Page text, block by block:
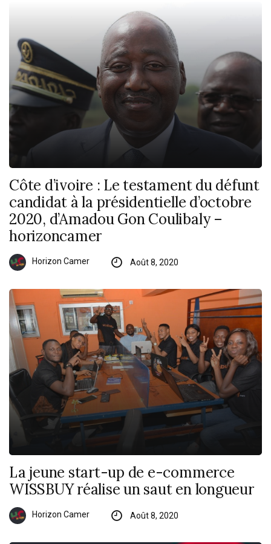
Côte d’ivoire : Le testament du défunt
candidat à la présidentielle d’octobre
2020, d’Amadou Gon Coulibaly –
horizoncamer
Horizon Camer Août 8, 2020
La jeune start-up de e-commerce
WISSBUY réalise un saut en longueur
Horizon Camer Août 8, 2020